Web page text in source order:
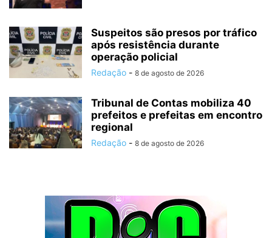
Suspeitos são presos por tráfico
após resistência durante
operação policial
Redação - 8 de agosto de 2026
Tribunal de Contas mobiliza 40
prefeitos e prefeitas em encontro
regional
Redação - 8 de agosto de 2026